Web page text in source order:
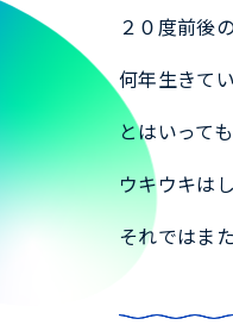
２０度前後
何年生きて
とはいって
ウキウキは
それではまた